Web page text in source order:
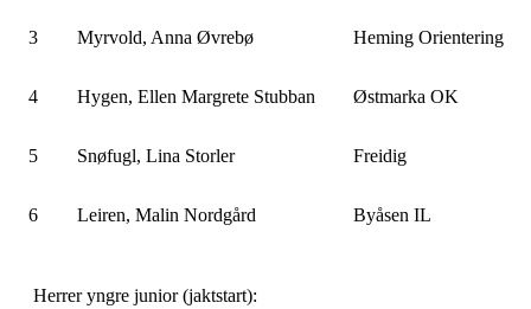
3 Myrvold, Anna Øvrebø Heming Orientering
4 Hygen, Ellen Margrete Stubban Østmarka OK
5 Snøfugl, Lina Storler Freidig
6 Leiren, Malin Nordgård Byåsen IL
Herrer yngre junior (jaktstart):